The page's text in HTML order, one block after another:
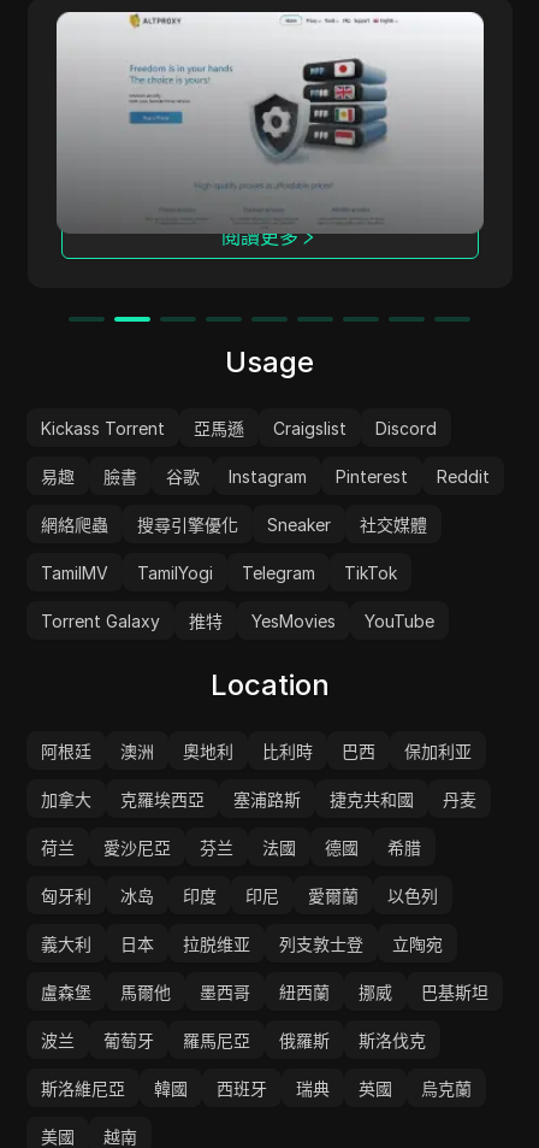
AltProxy
ALTPROXY 提供適用於各種規模企業的代理解決
方案，服務覆蓋超過100個國家，擁有2100萬個IP
地址。我們專注於提供私有（數據中心）和移動代
理，已經運營自2015年。
閱讀更多
Usage
Kickass Torrent 亞馬遜 Craigslist Discord
易趣 臉書 谷歌 Instagram Pinterest Reddit
網絡爬蟲 搜尋引擎優化 Sneaker 社交媒體
TamilMV TamilYogi Telegram TikTok
Torrent Galaxy 推特 YesMovies YouTube
Location
阿根廷 澳洲 奧地利 比利時 巴西 保加利亚
加拿大 克羅埃西亞 塞浦路斯 捷克共和國 丹麦
荷兰 愛沙尼亞 芬兰 法國 德國 希腊
匈牙利 冰岛 印度 印尼 愛爾蘭 以色列
義大利 日本 拉脱维亚 列支敦士登 立陶宛
盧森堡 馬爾他 墨西哥 紐西蘭 挪威 巴基斯坦
波兰 葡萄牙 羅馬尼亞 俄羅斯 斯洛伐克
斯洛維尼亞 韓國 西班牙 瑞典 英國 烏克蘭
美國 越南